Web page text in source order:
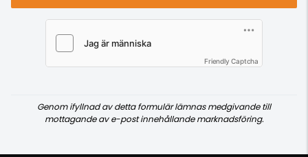
Friendly Captcha
Genom ifyllnad av detta formulär lämnas medgivande till
mottagande av e-post innehållande marknadsföring.